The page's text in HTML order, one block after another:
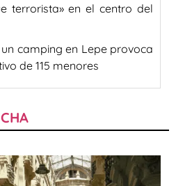
terrorista» en el centro del
camping en Lepe provoca
de 115 menores